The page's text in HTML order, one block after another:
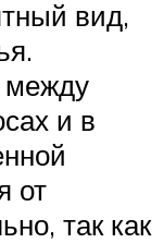
вид,
между
и в
от
так как